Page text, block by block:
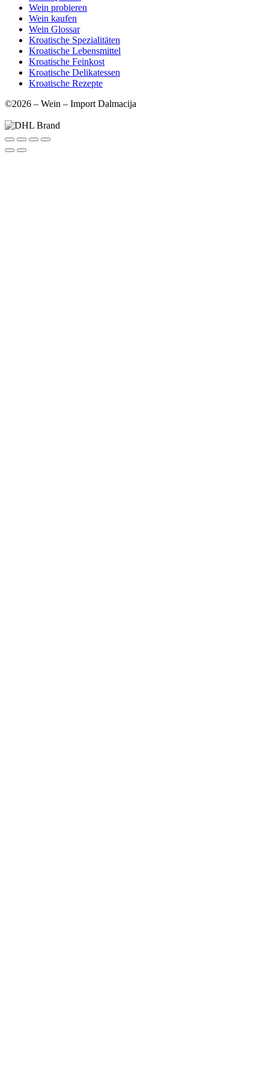
Wein probieren
Wein kaufen
Wein Glossar
Kroatische Spezialitäten
Kroatische Lebensmittel
Kroatische Feinkost
Kroatische Delikatessen
Kroatische Rezepte
©2026 – Wein – Import Dalmacija